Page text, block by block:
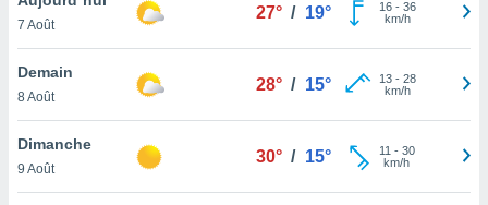
et
»,
au
vous
qu'ils
ou
7 Août
27° / 19° 16- 36
km/h
Demain
8 Août
28° / 15° 13- 28
km/h
Dimanche
9 Août
30° / 15° 11 - 30
km/h